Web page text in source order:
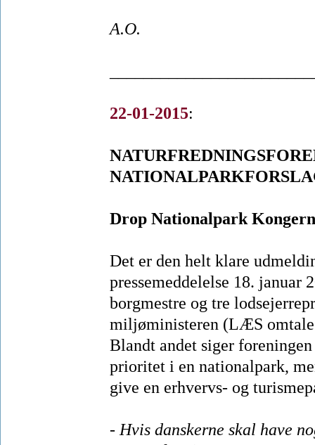
A.O.
22-01-2015:
Drop Nationalpark
Det er den helt klare
pressemeddelelse 18. januar
borgmestre og tre
miljøministeren (LÆS omtale
Blandt andet siger
prioritet i en nationalpark,
give en erhvervs- og
- Hvis danskerne skal have